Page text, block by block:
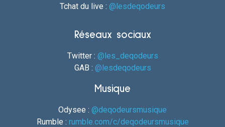
Tchat du live : @lesdeqodeurs
Réseaux sociaux
Twitter : @les_deqodeurs
GAB : @lesdeqodeurs
Musique
Odysee : @deqodeursmusique
Rumble : rumble.com/c/deqodeursmusique